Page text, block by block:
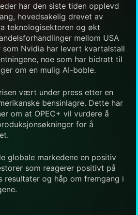
har den siste tiden opplevd
hovedsakelig drevet av
teknologisektoren og økt
mellom USA
som Nvidia har levert kvartalstall
noe som har bidratt til
om en mulig AI-boble.
vært under press etter en
bensinlagre. Dette har
om at OPEC+ vil vurdere å
for å
globale markedene en positiv
som reagerer positivt på
resultater og håp om fremgang i